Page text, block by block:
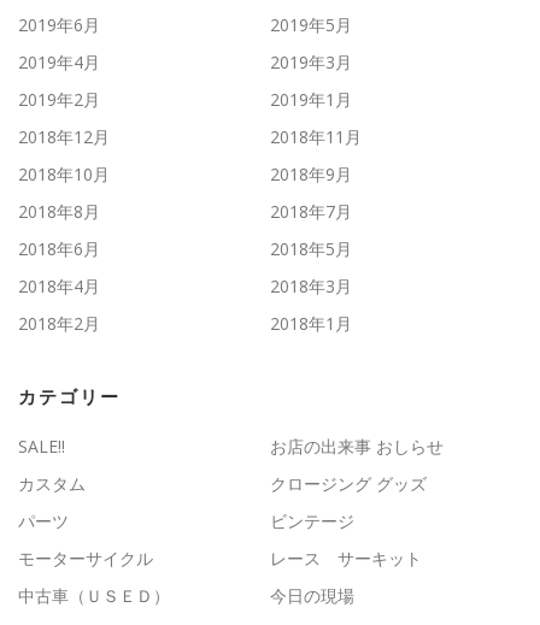
2019年6月
2019年5月
2019年4月
2019年3月
2019年2月
2019年1月
2018年12月
2018年11月
2018年10月
2018年9月
2018年8月
2018年7月
2018年6月
2018年5月
2018年4月
2018年3月
2018年2月
2018年1月
カテゴリー
SALE!!
お店の出来事 おしらせ
カスタム
クロージング グッズ
パーツ
ビンテージ
モーターサイクル
レース サーキット
中古車（ＵＳＥＤ）
今日の現場